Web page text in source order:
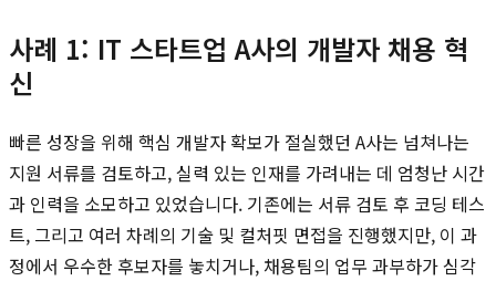
사례 1: IT 스타트업 A사의 개발자 채용 혁
신
빠른 성장을 위해 핵심 개발자 확보가 절실했던 A사는 넘쳐나는
지원 서류를 검토하고, 실력 있는 인재를 가려내는 데 엄청난 시간
과 인력을 소모하고 있었습니다. 기존에는 서류 검토 후 코딩 테스
트, 그리고 여러 차례의 기술 및 컬처핏 면접을 진행했지만, 이 과
정에서 우수한 후보자를 놓치거나, 채용팀의 업무 과부하가 심각